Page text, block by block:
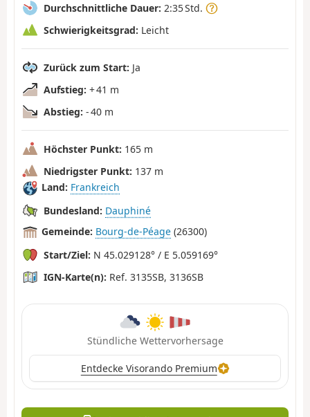
Durchschnittliche Dauer: 2:35 Std.
Schwierigkeitsgrad: Leicht
Zurück zum Start: Ja
Aufstieg: + 41 m
Abstieg: - 40 m
Höchster Punkt: 165 m
Niedrigster Punkt: 137 m
Land: Frankreich
Bundesland: Dauphiné
Gemeinde: Bourg-de-Péage (26300)
Start/Ziel: N 45.029128° / E 5.059169°
IGN-Karte(n): Ref. 3135SB, 3136SB
Stündliche Wettervorhersage
Entdecke Visorando Premium